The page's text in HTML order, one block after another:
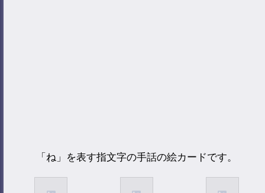
「ね」を表す指文字の手話の絵カードです。